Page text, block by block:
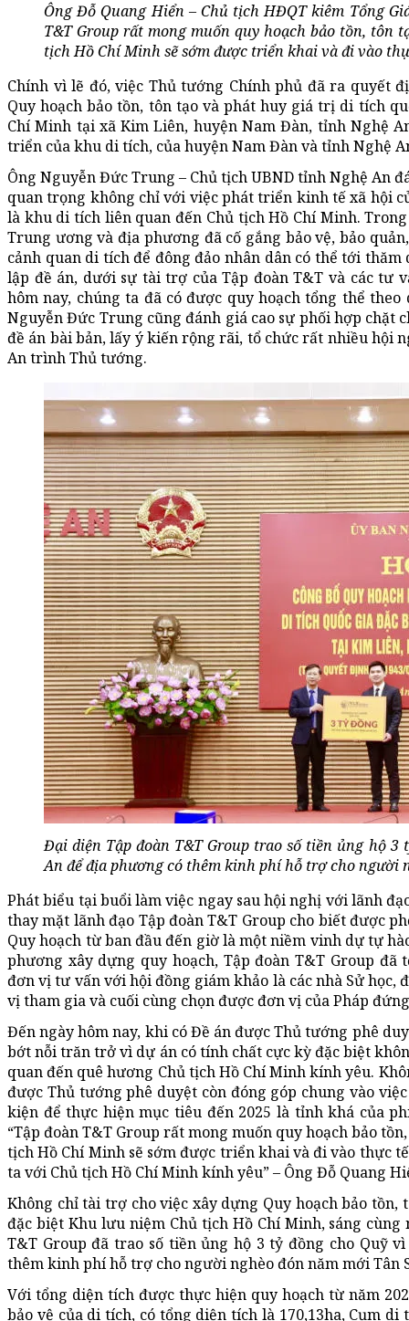
Ông Đỗ Quang Hiển – Chủ tịch HĐQT kiêm Tổng
T&T Group rất mong muốn quy hoạch bảo tồn,
tịch Hồ Chí Minh sẽ sớm được triển khai và đi vào
Chính vì lẽ đó, việc Thủ tướng Chính phủ đã ra quyết
Quy hoạch bảo tồn, tôn tạo và phát huy giá trị di tích
Chí Minh tại xã Kim Liên, huyện Nam Đàn, tỉnh Nghệ
triển của khu di tích, của huyện Nam Đàn và tỉnh Nghệ
Ông Nguyễn Đức Trung – Chủ tịch UBND tỉnh Nghệ An
quan trọng không chỉ với việc phát triển kinh tế xã hội
là khu di tích liên quan đến Chủ tịch Hồ Chí Minh.
Trung ương và địa phương đã cố gắng bảo vệ, bảo
cảnh quan di tích để đông đảo nhân dân có thể tới
lập đề án, dưới sự tài trợ của Tập đoàn T&T và các tư
hôm nay, chúng ta đã có được quy hoạch tổng thể
Nguyễn Đức Trung cũng đánh giá cao sự phối hợp chặt
đề án bài bản, lấy ý kiến rộng rãi, tổ chức rất nhiều hội
An trình Thủ tướng.
Đại diện Tập đoàn T&T Group trao số tiền ủng hộ 3
An để địa phương có thêm kinh phí hỗ trợ cho người
Phát biểu tại buổi làm việc ngay sau hội nghị với lãnh
thay mặt lãnh đạo Tập đoàn T&T Group cho biết được
Quy hoạch từ ban đầu đến giờ là một niềm vinh dự tự
phương xây dựng quy hoạch, Tập đoàn T&T Group
đơn vị tư vấn với hội đồng giám khảo là các nhà Sử học,
vị tham gia và cuối cùng chọn được đơn vị của Pháp
Đến ngày hôm nay, khi có Đề án được Thủ tướng phê
bớt nỗi trăn trở vì dự án có tính chất cực kỳ đặc biệt
quan đến quê hương Chủ tịch Hồ Chí Minh kính yêu.
được Thủ tướng phê duyệt còn đóng góp chung vào
kiện để thực hiện mục tiêu đến 2025 là tỉnh khá của
“Tập đoàn T&T Group rất mong muốn quy hoạch bảo
tịch Hồ Chí Minh sẽ sớm được triển khai và đi vào thực
ta với Chủ tịch Hồ Chí Minh kính yêu” – Ông Đỗ Quang
Không chỉ tài trợ cho việc xây dựng Quy hoạch bảo
đặc biệt Khu lưu niệm Chủ tịch Hồ Chí Minh, sáng
T&T Group đã trao số tiền ủng hộ 3 tỷ đồng cho Quỹ
thêm kinh phí hỗ trợ cho người nghèo đón năm mới Tân
Với tổng diện tích được thực hiện quy hoạch từ năm
bảo vệ của di tích, có tổng diện tích là 170,13ha, Cụm